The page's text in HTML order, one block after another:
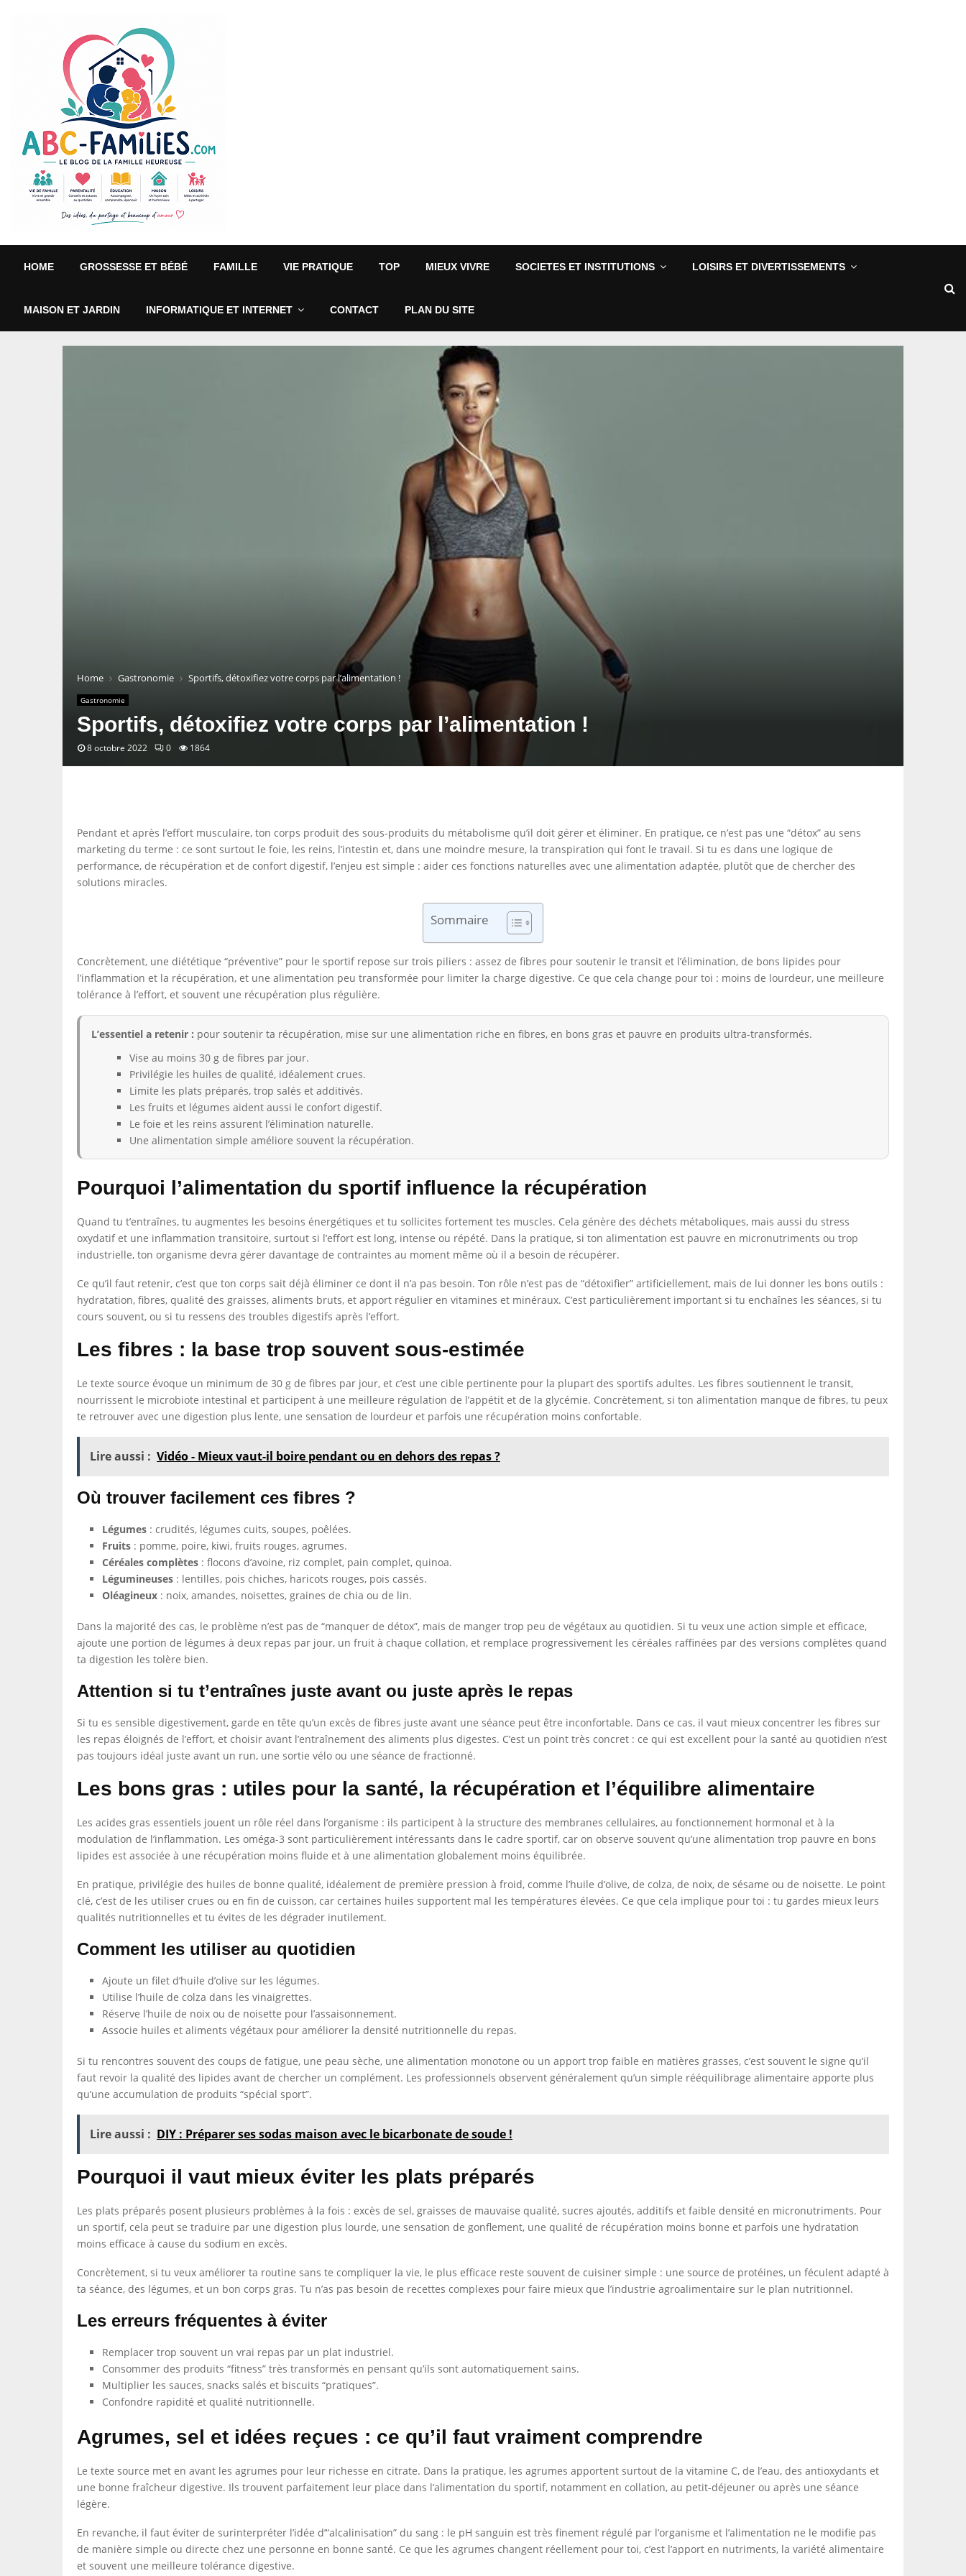
HOME GROSSESSE ET BÉBÉ FAMILLE VIE PRATIQUE TOP MIEUX VIVRE SOCIETES ET INSTITUTIONS LOISIRS ET DIVERTISSEMENTS
MAISON ET JARDIN INFORMATIQUE ET INTERNET CONTACT PLAN DU SITE
Home Gastronomie Sportifs, détoxifiez votre corps par l’alimentation !
Gastronomie
Sportifs, détoxifiez votre corps par l’alimentation !
8 octobre 2022 0 1864
Pendant et après l’effort musculaire, ton corps produit des sous-produits du métabolisme qu’il doit gérer et éliminer. En pratique, ce n’est pas une “détox” au sens
marketing du terme : ce sont surtout le foie, les reins, l’intestin et, dans une moindre mesure, la transpiration qui font le travail. Si tu es dans une logique de
performance, de récupération et de confort digestif, l’enjeu est simple : aider ces fonctions naturelles avec une alimentation adaptée, plutôt que de chercher des
solutions miracles.
Sommaire
Concrètement, une diététique “préventive” pour le sportif repose sur trois piliers : assez de fibres pour soutenir le transit et l’élimination, de bons lipides pour
l’inflammation et la récupération, et une alimentation peu transformée pour limiter la charge digestive. Ce que cela change pour toi : moins de lourdeur, une meilleure
tolérance à l’effort, et souvent une récupération plus régulière.
L’essentiel a retenir : pour soutenir ta récupération, mise sur une alimentation riche en fibres, en bons gras et pauvre en produits ultra-transformés.
Vise au moins 30 g de fibres par jour.
Privilégie les huiles de qualité, idéalement crues.
Limite les plats préparés, trop salés et additivés.
Les fruits et légumes aident aussi le confort digestif.
Le foie et les reins assurent l’élimination naturelle.
Une alimentation simple améliore souvent la récupération.
Pourquoi l’alimentation du sportif influence la récupération
Quand tu t’entraînes, tu augmentes les besoins énergétiques et tu sollicites fortement tes muscles. Cela génère des déchets métaboliques, mais aussi du stress
oxydatif et une inflammation transitoire, surtout si l’effort est long, intense ou répété. Dans la pratique, si ton alimentation est pauvre en micronutriments ou trop
industrielle, ton organisme devra gérer davantage de contraintes au moment même où il a besoin de récupérer.
Ce qu’il faut retenir, c’est que ton corps sait déjà éliminer ce dont il n’a pas besoin. Ton rôle n’est pas de “détoxifier” artificiellement, mais de lui donner les bons outils :
hydratation, fibres, qualité des graisses, aliments bruts, et apport régulier en vitamines et minéraux. C’est particulièrement important si tu enchaînes les séances, si tu
cours souvent, ou si tu ressens des troubles digestifs après l’effort.
Les fibres : la base trop souvent sous-estimée
Le texte source évoque un minimum de 30 g de fibres par jour, et c’est une cible pertinente pour la plupart des sportifs adultes. Les fibres soutiennent le transit,
nourrissent le microbiote intestinal et participent à une meilleure régulation de l’appétit et de la glycémie. Concrètement, si ton alimentation manque de fibres, tu peux
te retrouver avec une digestion plus lente, une sensation de lourdeur et parfois une récupération moins confortable.
Lire aussi : Vidéo - Mieux vaut-il boire pendant ou en dehors des repas ?
Où trouver facilement ces fibres ?
Légumes : crudités, légumes cuits, soupes, poêlées.
Fruits : pomme, poire, kiwi, fruits rouges, agrumes.
Céréales complètes : flocons d’avoine, riz complet, pain complet, quinoa.
Légumineuses : lentilles, pois chiches, haricots rouges, pois cassés.
Oléagineux : noix, amandes, noisettes, graines de chia ou de lin.
Dans la majorité des cas, le problème n’est pas de “manquer de détox”, mais de manger trop peu de végétaux au quotidien. Si tu veux une action simple et efficace,
ajoute une portion de légumes à deux repas par jour, un fruit à chaque collation, et remplace progressivement les céréales raffinées par des versions complètes quand
ta digestion les tolère bien.
Attention si tu t’entraînes juste avant ou juste après le repas
Si tu es sensible digestivement, garde en tête qu’un excès de fibres juste avant une séance peut être inconfortable. Dans ce cas, il vaut mieux concentrer les fibres sur
les repas éloignés de l’effort, et choisir avant l’entraînement des aliments plus digestes. C’est un point très concret : ce qui est excellent pour la santé au quotidien n’est
pas toujours idéal juste avant un run, une sortie vélo ou une séance de fractionné.
Les bons gras : utiles pour la santé, la récupération et l’équilibre alimentaire
Les acides gras essentiels jouent un rôle réel dans l’organisme : ils participent à la structure des membranes cellulaires, au fonctionnement hormonal et à la
modulation de l’inflammation. Les oméga-3 sont particulièrement intéressants dans le cadre sportif, car on observe souvent qu’une alimentation trop pauvre en bons
lipides est associée à une récupération moins fluide et à une alimentation globalement moins équilibrée.
En pratique, privilégie des huiles de bonne qualité, idéalement de première pression à froid, comme l’huile d’olive, de colza, de noix, de sésame ou de noisette. Le point
clé, c’est de les utiliser crues ou en fin de cuisson, car certaines huiles supportent mal les températures élevées. Ce que cela implique pour toi : tu gardes mieux leurs
qualités nutritionnelles et tu évites de les dégrader inutilement.
Comment les utiliser au quotidien
Ajoute un filet d’huile d’olive sur les légumes.
Utilise l’huile de colza dans les vinaigrettes.
Réserve l’huile de noix ou de noisette pour l’assaisonnement.
Associe huiles et aliments végétaux pour améliorer la densité nutritionnelle du repas.
Si tu rencontres souvent des coups de fatigue, une peau sèche, une alimentation monotone ou un apport trop faible en matières grasses, c’est souvent le signe qu’il
faut revoir la qualité des lipides avant de chercher un complément. Les professionnels observent généralement qu’un simple rééquilibrage alimentaire apporte plus
qu’une accumulation de produits “spécial sport”.
Lire aussi : DIY : Préparer ses sodas maison avec le bicarbonate de soude !
Pourquoi il vaut mieux éviter les plats préparés
Les plats préparés posent plusieurs problèmes à la fois : excès de sel, graisses de mauvaise qualité, sucres ajoutés, additifs et faible densité en micronutriments. Pour
un sportif, cela peut se traduire par une digestion plus lourde, une sensation de gonflement, une qualité de récupération moins bonne et parfois une hydratation
moins efficace à cause du sodium en excès.
Concrètement, si tu veux améliorer ta routine sans te compliquer la vie, le plus efficace reste souvent de cuisiner simple : une source de protéines, un féculent adapté à
ta séance, des légumes, et un bon corps gras. Tu n’as pas besoin de recettes complexes pour faire mieux que l’industrie agroalimentaire sur le plan nutritionnel.
Les erreurs fréquentes à éviter
Remplacer trop souvent un vrai repas par un plat industriel.
Consommer des produits “fitness” très transformés en pensant qu’ils sont automatiquement sains.
Multiplier les sauces, snacks salés et biscuits “pratiques”.
Confondre rapidité et qualité nutritionnelle.
Agrumes, sel et idées reçues : ce qu’il faut vraiment comprendre
Le texte source met en avant les agrumes pour leur richesse en citrate. Dans la pratique, les agrumes apportent surtout de la vitamine C, de l’eau, des antioxydants et
une bonne fraîcheur digestive. Ils trouvent parfaitement leur place dans l’alimentation du sportif, notamment en collation, au petit-déjeuner ou après une séance
légère.
En revanche, il faut éviter de surinterpréter l’idée d’“alcalinisation” du sang : le pH sanguin est très finement régulé par l’organisme et l’alimentation ne le modifie pas
de manière simple ou directe chez une personne en bonne santé. Ce que les agrumes changent réellement pour toi, c’est l’apport en nutriments, la variété alimentaire
et souvent une meilleure tolérance digestive.